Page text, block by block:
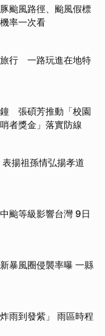
颱風路徑、颱風假標
率一次看
行 一路玩進在地特
張碩芳推動「校園
者獎金」落實防線
揚祖孫情弘揚孝道
颱等級影響台灣 9日
暴風圈侵襲率曝 一縣
雨到發紫」 雨區時程